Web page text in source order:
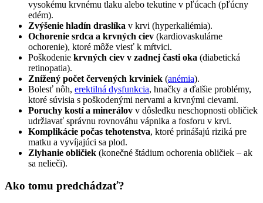
vysokému krvnému tlaku alebo tekutine v pľúcach (pľúcny
edém).
Zvýšenie hladín draslíka v krvi (hyperkaliémia).
Ochorenie srdca a krvných ciev (kardiovaskulárne
ochorenie), ktoré môže viesť k mŕtvici.
Poškodenie krvných ciev v zadnej časti oka (diabetická
retinopatia).
Znížený počet červených krviniek (anémia).
Bolesť nôh, erektilná dysfunkcia, hnačky a ďalšie problémy,
ktoré súvisia s poškodenými nervami a krvnými cievami.
Poruchy kostí a minerálov v dôsledku neschopnosti obličiek
udržiavať správnu rovnováhu vápnika a fosforu v krvi.
Komplikácie počas tehotenstva, ktoré prinášajú riziká pre
matku a vyvíjajúci sa plod.
Zlyhanie obličiek (konečné štádium ochorenia obličiek – ak
sa nelieči).
Ako tomu predchádzať?